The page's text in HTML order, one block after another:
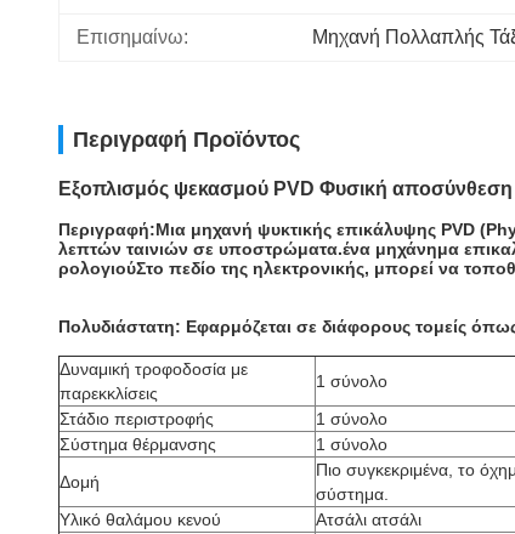
Επισημαίνω: Μηχανή Πολλαπλής
Περιγραφή Προϊόντος
Εξοπλισμός ψεκασμού PVD Φυσική
Περιγραφή:Μια μηχανή ψυκτικής επικάλυψης PVD
λεπτών ταινιών σε υποστρώματα.ένα μηχάνημα
ρολογιούΣτο πεδίο της ηλεκτρονικής, μπορεί να
Πολυδιάστατη: Εφαρμόζεται σε διάφορους τομείς
Δυναμική τροφοδοσία με
παρεκκλίσεις
1 σύνολο
Στάδιο περιστροφής
1 σύνολο
Σύστημα θέρμανσης
1 σύνολο
Δομή
Πιο συγκεκριμένα, το
σύστημα.
Υλικό θαλάμου κενού
Ατσάλι ατσάλι